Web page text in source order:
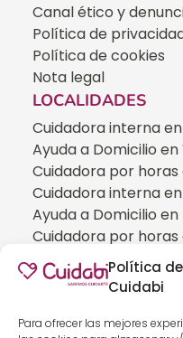
Política
Cuidabi
Para ofrecer las mejores
Canal ético y
Política de
Política de cookies
Nota legal
LOCALIDADES
Cuidadora interna
Ayuda a Domicilio
Cuidadora por horas
Cuidadora interna
Ayuda a Domicilio
Cuidadora por
Cuidadora interna en
Ayuda a Domicilio en
CUIDADOS